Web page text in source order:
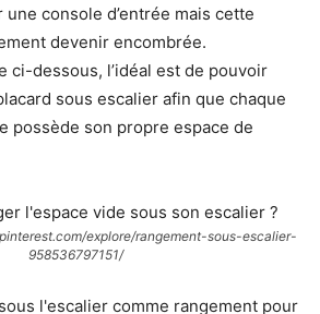
console d’entrée mais cette
devenir encombrée.
ci-dessous, l’idéal est de pouvoir
sous escalier afin que chaque
possède son propre espace de
explore/rangement-sous-escalier-
958536797151/